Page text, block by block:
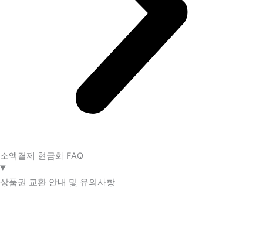
소액결제 현금화 FAQ​
상품권 교환 안내 및 유의사항